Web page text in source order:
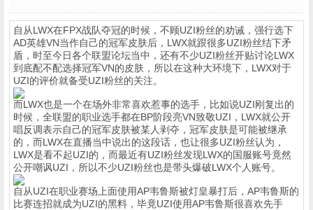
自从LWX在FPX战队夺冠的时候，不顾UZI粉丝的劝诫，强行选下
AD英雄VN当作自己的冠军皮肤后，LWX就跟很多UZI粉丝结下矛
盾，时至今日各个联盟论坛当中，还有不少UZI粉丝开贴讨论LWX
到底配不配选择冠军VN的皮肤，所以在这种大环境下，LWX对于
UZI的评价就备受UZI粉丝的关注。
而LWX也是一个在场外非常喜欢惹事的选手，比如说UZI刚复出的
时候，全联盟的职业选手都在BP阶段亮VN致敬UZI，LWX就公开
唱反调表示自己的冠军皮肤被某人剥夺，冠军皮肤是可能被继承
的，而LWX在直播当中说出的这段话，也让很多UZI粉丝认为，
LWX是看不起UZI的，而最近有UZI粉丝发现LWX的国服账号竟然
公开嘲讽UZI，所以不少UZI粉丝也是带头爆破LWX个人账号。
自从UZI在职业赛场上面使用AP韦鲁斯被灯皇暴打后，AP韦鲁斯的
比赛连招就成为UZI的黑料，毕竟UZI使用AP韦鲁斯很喜欢先手